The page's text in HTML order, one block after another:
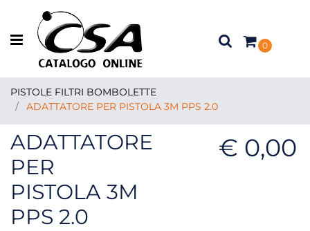
Open menu
0
PISTOLE FILTRI BOMBOLETTE
ADATTATORE PER PISTOLA 3M PPS 2.0
ADATTATORE
PER
PISTOLA 3M
PPS 2.0
€ 0,00